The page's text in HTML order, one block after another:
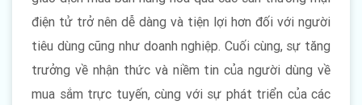
điện tử trở nên dễ dàng và tiện lợi hơn đối với người
tiêu dùng cũng như doanh nghiệp. Cuối cùng, sự tăng
trưởng về nhận thức và niềm tin của người dùng về
mua sắm trực tuyến, cùng với sự phát triển của các